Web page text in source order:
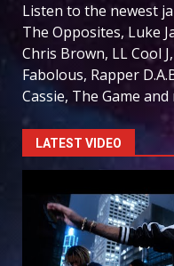
Listen to the newest
The Opposites, Luke
Chris Brown, LL Cool
Fabolous, Rapper
Cassie, The Game
LATEST VIDEO